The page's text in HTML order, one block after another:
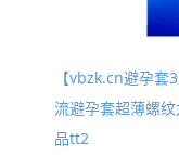
【vbzk.cn避孕
流避孕套超薄螺
品tt2